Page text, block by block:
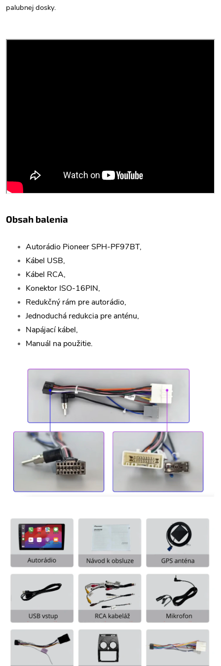
palubnej dosky.
Obsah balenia
Autorádio Pioneer SPH-PF97BT,
Kábel USB,
Kábel RCA,
Konektor ISO-16PIN,
Redukčný rám pre autorádio,
Jednoduchá redukcia pre anténu,
Napájací kábel,
Manuál na použitie.